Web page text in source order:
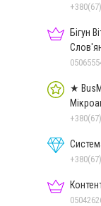
Бігун
★